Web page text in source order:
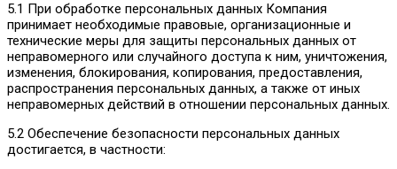
5.1 При обработке персональных данных Компания
принимает необходимые правовые, организационные и
технические меры для защиты персональных данных от
неправомерного или случайного доступа к ним, уничтожения,
изменения, блокирования, копирования, предоставления,
распространения персональных данных, а также от иных
неправомерных действий в отношении персональных данных.
5.2 Обеспечение безопасности персональных данных
достигается, в частности: